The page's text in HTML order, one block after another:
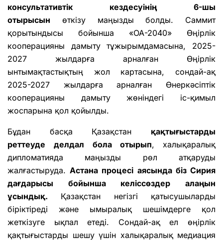
консультативтік кездесуінің 6-шы
отырысын өткізу маңызды болды. Саммит
қорытындысы бойынша «ОА-2040» Өңірлік
кооперацияны дамыту тұжырымдамасына, 2025-
2027 жылдарға арналған Өңірлік
ынтымақтастықтың жол картасына, сондай-ақ
2025-2027 жылдарға арналған Өнеркәсіптік
кооперацияны дамыту жөніндегі іс-қимыл
жоспарына қол қойылды.
Бұдан басқа Қазақстан қақтығыстарды
реттеуде
делдал бола отырып, халықаралық
дипломатияда маңызды рөл атқаруды
жалғастыруда.Астана процесі аясында біз Сирия
дағдарысы бойынша келіссөздер алаңын
ұсындық. Қазақстан негізгі қатысушыларды
біріктіреді және ымыралық шешімдерге қол
жеткізуге ықпал етеді. Сондай-ақ ел өңірлік
қақтығыстарды шешу үшін халықаралық медиация